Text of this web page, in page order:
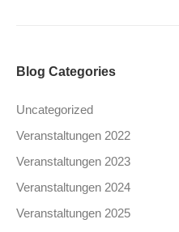
Blog Categories
Uncategorized
Veranstaltungen 2022
Veranstaltungen 2023
Veranstaltungen 2024
Veranstaltungen 2025